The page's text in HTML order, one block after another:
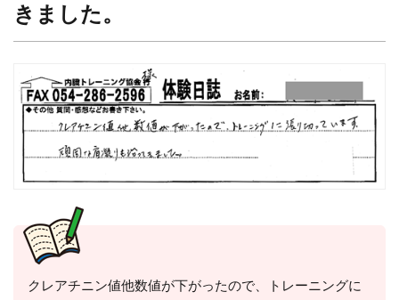
きました。
クレアチニン値他数値が下がったので、トレーニングに